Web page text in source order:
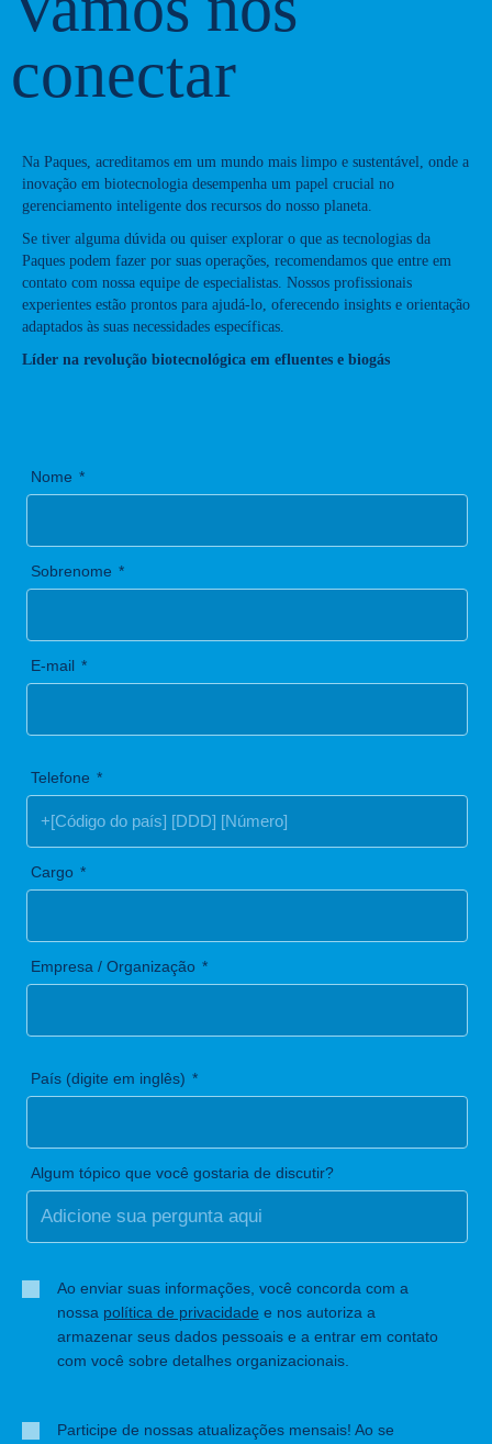
conectar
Na Paques, acreditamos em um mundo mais limpo e sustentável, onde a
inovação em biotecnologia desempenha um papel crucial no
gerenciamento inteligente dos recursos do nosso planeta.
Se tiver alguma dúvida ou quiser explorar o que as tecnologias da
Paques podem fazer por suas operações, recomendamos que entre em
contato com nossa equipe de especialistas. Nossos profissionais
experientes estão prontos para ajudá-lo, oferecendo insights e orientação
adaptados às suas necessidades específicas.
Líder na revolução biotecnológica em efluentes e biogás
Nome
Sobrenome
E-mail
Telefone
Cargo
Empresa / Organização
País (digite em inglês)
Algum tópico que você gostaria de discutir?
Ao enviar suas informações, você concorda com a
nossa política de privacidade e nos autoriza a
armazenar seus dados pessoais e a entrar em contato
com você sobre detalhes organizacionais.
Participe de nossas atualizações mensais! Ao se